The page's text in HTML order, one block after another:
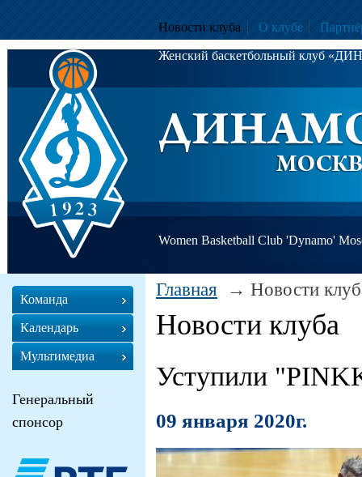
Новости клуба О клубе
Женский баскетбольный клуб
Women Basketball Club 'Dynamo'
Главная Новости
Новости клуба
Уступили
09 января 2020г.
Команда
Календарь
Мультимедиа
Генеральный
спонсор